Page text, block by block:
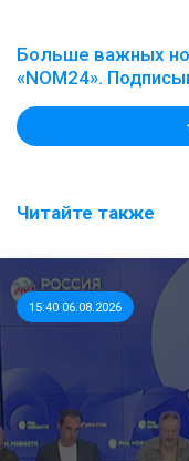
Больше важных
«NOM24».
Читайте также
15:40 06.08.2026